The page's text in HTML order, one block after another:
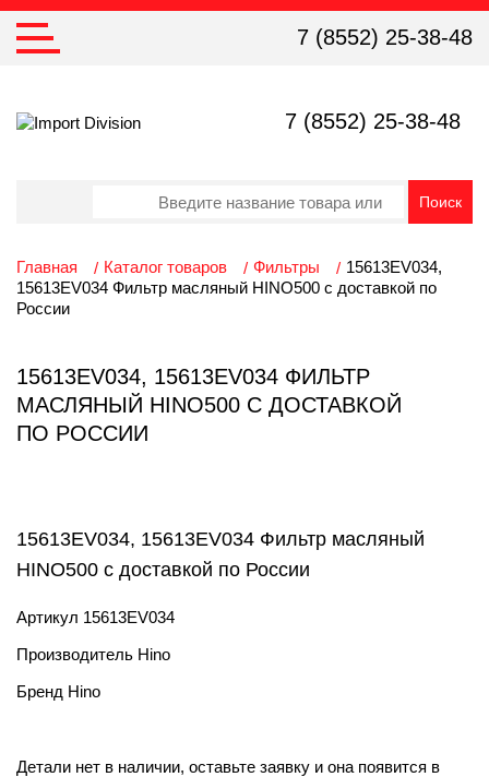
7 (8552) 25-38-48
7 (8552) 25-38-48
Главная Каталог товаров Фильтры
15613EV034,
15613EV034 Фильтр масляный HINO500 с доставкой по
России
15613EV034, 15613EV034 ФИЛЬТР
МАСЛЯНЫЙ HINO500 С ДОСТАВКОЙ
ПО РОССИИ
15613EV034, 15613EV034 Фильтр масляный
HINO500 с доставкой по России
Артикул 15613EV034
Производитель Hino
Бренд Hino
Детали нет в наличии, оставьте заявку и она появится в